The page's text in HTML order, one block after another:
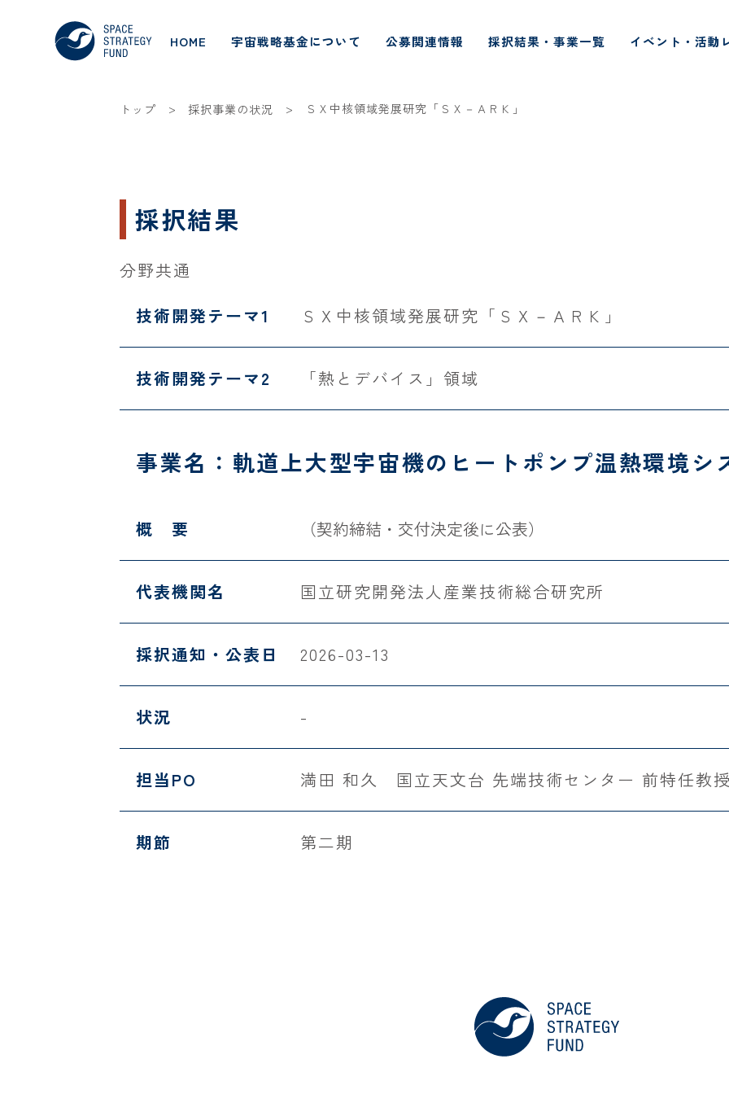
HOME 宇宙戦略基金について 公募関連情報 採択結果・事業一覧 イベント・活動
トップ > 採択事業の状況 > ＳＸ中核領域発展研究「ＳＸ－ＡＲＫ」
採択結果
分野共通
技術開発テーマ1
ＳＸ中核領域発展研究「ＳＸ－ＡＲＫ」
技術開発テーマ2 「熱とデバイス」領域
事業名：軌道上大型宇宙機のヒートポンプ温熱環境シ
概 要 （契約締結・交付決定後に公表）
代表機関名 国立研究開発法人産業技術総合研究所
採択通知・公表日 2026-03-13
状況 -
担当PO 満田 和久 国立天文台 先端技術センター 前特任教授
期節 第二期